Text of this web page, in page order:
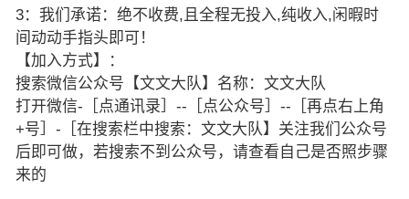
3：我们承诺：绝不收费,且全程无投入,纯收入,闲暇时
间动动手指头即可！
【加入方式】：
搜索微信公众号【文文大队】名称：文文大队
打开微信-［点通讯录］--［点公众号］--［再点右上角
+号］-［在搜索栏中搜索：文文大队】关注我们公众号
后即可做，若搜索不到公众号，请查看自己是否照步骤
来的